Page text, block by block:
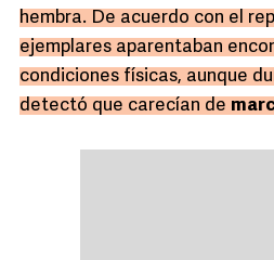
hembra. De acuerdo con el
ejemplares aparentaban
condiciones físicas, aunque
detectó que carecían de